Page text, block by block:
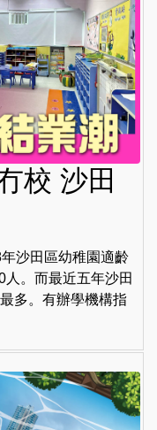
校 沙田
沙田區幼稚園適齡
。而最近五年沙田
多。有辦學機構指